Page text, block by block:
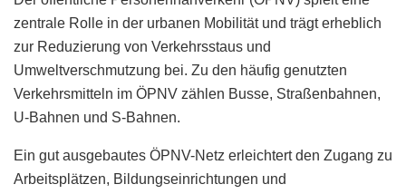
zentrale Rolle in der urbanen Mobilität und trägt erheblich
zur Reduzierung von Verkehrsstaus und
Umweltverschmutzung bei. Zu den häufig genutzten
Verkehrsmitteln im ÖPNV zählen Busse, Straßenbahnen,
U-Bahnen und S-Bahnen.
Ein gut ausgebautes ÖPNV-Netz erleichtert den Zugang zu
Arbeitsplätzen, Bildungseinrichtungen und